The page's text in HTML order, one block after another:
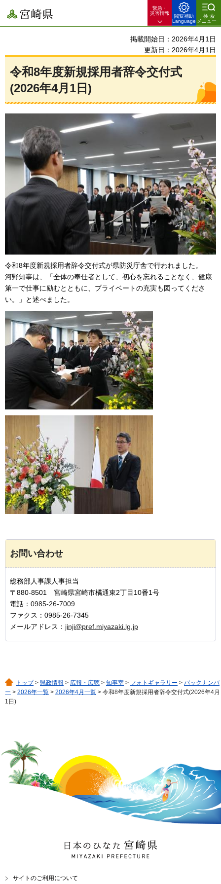
宮崎県
緊急・
災害情報
閲覧補助
Language
検索
メニュー
掲載開始日：2026年4月1日
更新日：2026年4月1日
令和8年度新規採用者辞令交付式
(2026年4月1日)
令和8年度新規採用者辞令交付式が県防災庁舎で行われました。
河野知事は、「全体の奉仕者として、初心を忘れることなく、健康
第一で仕事に励むとともに、プライベートの充実も図ってくださ
い。」と述べました。
お問い合わせ
総務部人事課人事担当
〒880-8501 宮崎県宮崎市橘通東2丁目10番1号
電話： 0985-26-7009
ファクス：0985-26-7345
メールアドレス： jinji@pref.miyazaki.lg.jp
トップ> 県政情報 > 広報・広聴 > 知事室 > フォトギャラリー > バックナンバ
ー > 2026年一覧 > 2026年4月一覧 > 令和8年度新規採用者辞令交付式(2026年4月
1日)
日本のひなた 宮崎県
MIYAZAKI PREFECTURE
サイトのご利用について